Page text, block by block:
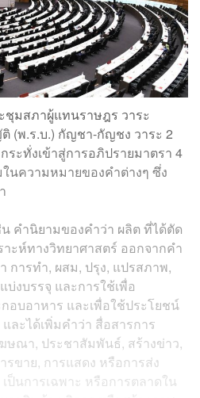
ชุมสภาผู้แทนราษฎร วาระ
(พ.ร.บ.) กัญชา-กัญชง วาระ 2
ะทั่งเข้าสู่การอภิปรายมาตรา 4
นความหมายของคำต่างๆ ซึ่ง
คำนิยามของคำว่า ผลิต ที่ได้ตัด
าะห์ทางวิทยาศาสตร์ ออกจากคำ
การทำ, ผสม, ปรุง, แปรสภาพ,
บ่งบรรจุ และการใช้เพื่อ
อบอาหาร และเพื่อใช้ประโยชน์
ละได้เพิ่มคำว่า สื่อสารการ
ษณา, ประชาสัมพันธ์, สร้างข่าว,
รขาย, การแสดง หรือการส่ง
ป็นการเฉพาะ หรือการตลาดใน